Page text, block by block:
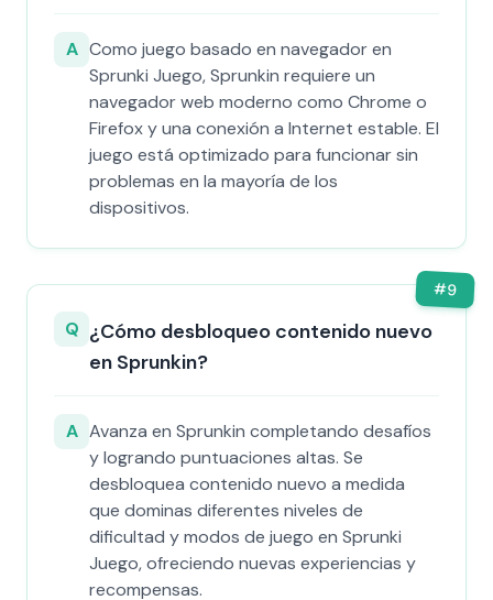
A Como juego basado en navegador en
Sprunki Juego, Sprunkin requiere un
navegador web moderno como Chrome o
Firefox y una conexión a Internet estable. El
juego está optimizado para funcionar sin
problemas en la mayoría de los
dispositivos.
#9
Q ¿Cómo desbloqueo contenido nuevo
en Sprunkin?
A Avanza en Sprunkin completando desafíos
y logrando puntuaciones altas. Se
desbloquea contenido nuevo a medida
que dominas diferentes niveles de
dificultad y modos de juego en Sprunki
Juego, ofreciendo nuevas experiencias y
recompensas.